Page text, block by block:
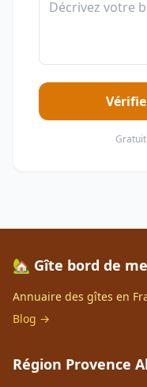
🏡 Gîte bord de
Annuaire des gîtes en
Blog →
Région Provence